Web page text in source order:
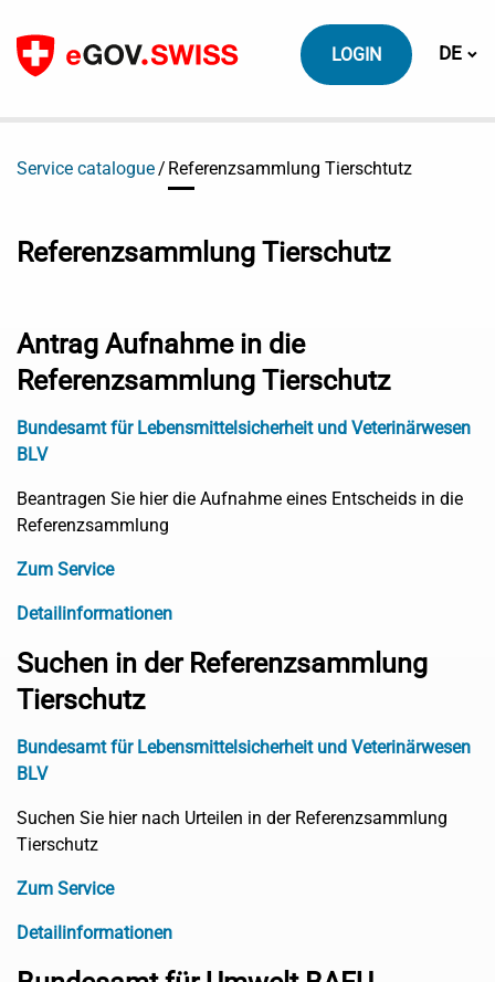
Zum Inhalt
LOGIN DE
Service catalogue Referenzsammlung Tierschtutz
Referenzsammlung Tierschutz
Antrag Aufnahme in die
Referenzsammlung Tierschutz
Bundesamt für Lebensmittelsicherheit und Veterinärwesen
BLV
Beantragen Sie hier die Aufnahme eines Entscheids in die
Referenzsammlung
Zum Service
Detailinformationen
Suchen in der Referenzsammlung
Tierschutz
Bundesamt für Lebensmittelsicherheit und Veterinärwesen
BLV
Suchen Sie hier nach Urteilen in der Referenzsammlung
Tierschutz
Zum Service
Detailinformationen